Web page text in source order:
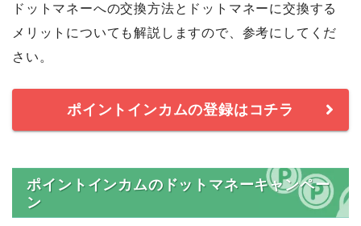
ドットマネーへの交換方法とドットマネーに交換する
メリットについても解説しますので、参考にしてくだ
さい。
ポイントインカムの登録はコチラ